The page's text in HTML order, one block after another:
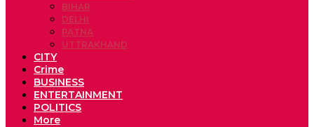
BIHAR
DELHI
PATNA
UTTRAKHAND
CITY
Crime
BUSINESS
ENTERTAINMENT
POLITICS
More